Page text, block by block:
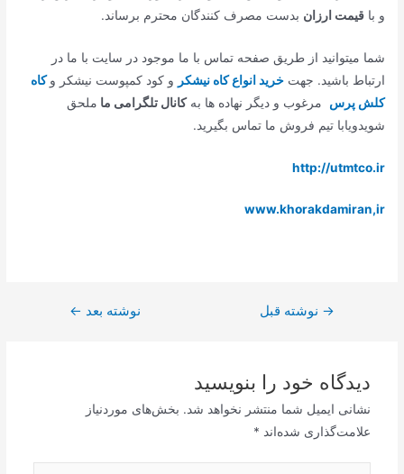
و باقیمت ارزان بدست مصرف کنندگان محترم برساند.
شما میتوانید از طریق صفحه تماس با ما موجود در سایت با ما در
ارتباط باشید. جهتخرید انواع کاه نیشکر و کود کمپوست نیشکر وکاه
کلش پرس مرغوب و دیگر نهاده ها بهکانال تلگرامی ما ملحق
شویدویابا تیم فروش ما تماس بگیرید.
http://utmtco.ir
www.khorakdamiran,ir
→ نوشته قبل نوشته بعد ←
دیدگاه‌ خود را بنویسید
نشانی ایمیل شما منتشر نخواهد شد. بخش‌های موردنیاز
علامت‌گذاری شده‌اند *